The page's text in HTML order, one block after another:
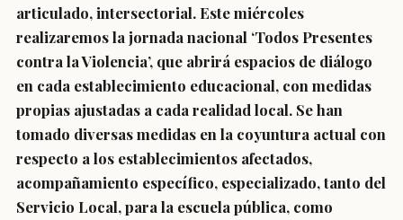
articulado, intersectorial. Este miércoles
realizaremos la jornada nacional ‘Todos Presentes
contra la Violencia’, que abrirá espacios de diálogo
en cada establecimiento educacional, con medidas
propias ajustadas a cada realidad local. Se han
tomado diversas medidas en la coyuntura actual con
respecto a los establecimientos afectados,
acompañamiento específico, especializado, tanto del
Servicio Local, para la escuela pública, como